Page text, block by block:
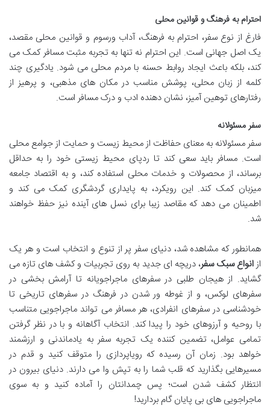
احترام به فرهنگ و قوانین محلی
فارغ از نوع سفر، احترام به فرهنگ، آداب ورسوم و قوانین محلی مقصد،
یک اصل جهانی است. این احترام نه تنها به تجربه مثبت مسافر کمک می
کند، بلکه باعث ایجاد روابط حسنه با مردم محلی می شود. یادگیری چند
کلمه از زبان محلی، پوشش مناسب در مکان های مذهبی، و پرهیز از
رفتارهای توهین آمیز، نشان دهنده ادب و درک مسافر است.
سفر مسئولانه
سفر مسئولانه به معنای حفاظت از محیط زیست و حمایت از جوامع محلی
است. مسافر باید سعی کند تا ردپای محیط زیستی خود را به حداقل
برساند، از محصولات و خدمات محلی استفاده کند، و به اقتصاد جامعه
میزبان کمک کند. این رویکرد، به پایداری گردشگری کمک می کند و
اطمینان می دهد که مقاصد زیبا برای نسل های آینده نیز حفظ خواهند
شد.
همانطور که مشاهده شد، دنیای سفر پر از تنوع و انتخاب است و هر یک
ازانواع سبک سفر، دریچه ای جدید به روی تجربیات و کشف های تازه می
گشاید. از هیجان طلبی در سفرهای ماجراجویانه تا آرامش بخشی در
سفرهای لوکس، و از غوطه ور شدن در فرهنگ در سفرهای تاریخی تا
خودشناسی در سفرهای انفرادی، هر مسافر می تواند ماجراجویی متناسب
با روحیه و آرزوهای خود را پیدا کند. انتخاب آگاهانه و با در نظر گرفتن
تمامی عوامل، تضمین کننده یک تجربه سفر به یادماندنی و ارزشمند
خواهد بود. زمان آن رسیده که رویاپردازی را متوقف کنید و قدم در
مسیرهایی بگذارید که قلب شما را به تپش وا می دارند. دنیای بیرون در
انتظار کشف شدن است؛ پس چمدانتان را آماده کنید و به سوی
ماجراجویی های بی پایان گام بردارید!